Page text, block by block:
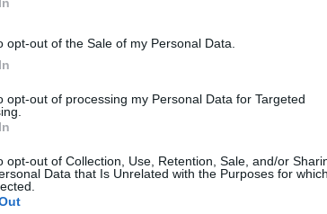
opt-out of the Sale of my Personal Data.
opt-out of processing my Personal Data for Targeted
opt-out of Collection, Use, Retention, Sale, and/or
Data that Is Unrelated with the Purposes for
si conferma anche a tavola, con le proposte del
Sala Riunioni/Sala Meeting/Sala
di 2 sale meeting in grado di ospitare fino a 100 persone
team building e corsi di formazione, workshop e show